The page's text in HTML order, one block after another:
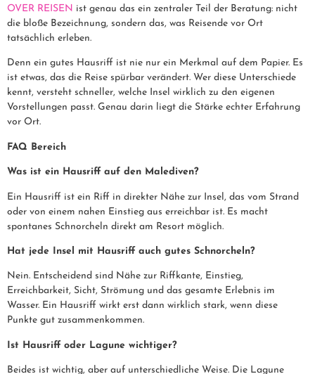
OVER REISEN ist genau das ein zentraler Teil der Beratung: nicht
die bloße Bezeichnung, sondern das, was Reisende vor Ort
tatsächlich erleben.
Denn ein gutes Hausriff ist nie nur ein Merkmal auf dem Papier. Es
ist etwas, das die Reise spürbar verändert. Wer diese Unterschiede
kennt, versteht schneller, welche Insel wirklich zu den eigenen
Vorstellungen passt. Genau darin liegt die Stärke echter Erfahrung
vor Ort.
FAQ Bereich
Was ist ein Hausriff auf den Malediven?
Ein Hausriff ist ein Riff in direkter Nähe zur Insel, das vom Strand
oder von einem nahen Einstieg aus erreichbar ist. Es macht
spontanes Schnorcheln direkt am Resort möglich.
Hat jede Insel mit Hausriff auch gutes Schnorcheln?
Nein. Entscheidend sind Nähe zur Riffkante, Einstieg,
Erreichbarkeit, Sicht, Strömung und das gesamte Erlebnis im
Wasser. Ein Hausriff wirkt erst dann wirklich stark, wenn diese
Punkte gut zusammenkommen.
Ist Hausriff oder Lagune wichtiger?
Beides ist wichtig, aber auf unterschiedliche Weise. Die Lagune